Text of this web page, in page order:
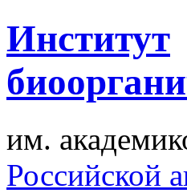
Институт
им.
Российской